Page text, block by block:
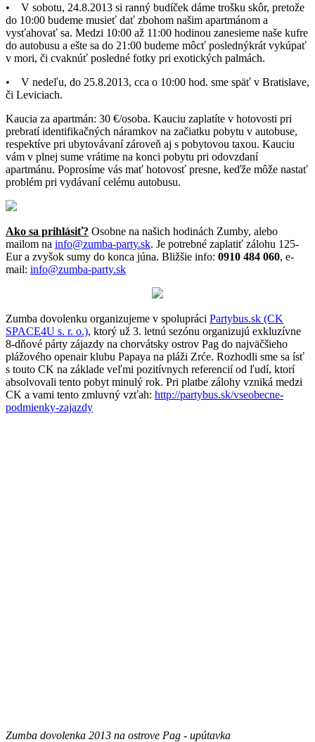
• V sobotu, 24.8.2013 si ranný budíček dáme trošku skôr, pretože
do 10:00 budeme musieť dať zbohom našim apartmánom a
vysťahovať sa. Medzi 10:00 až 11:00 hodinou zanesieme naše kufre
do autobusu a ešte sa do 21:00 budeme môcť poslednýkrát vykúpať
v mori, či cvaknúť posledné fotky pri exotických palmách.
• V nedeľu, do 25.8.2013, cca o 10:00 hod. sme späť v Bratislave,
či Leviciach.
Kaucia za apartmán: 30 €/osoba. Kauciu zaplatíte v hotovosti pri
prebratí identifikačných náramkov na začiatku pobytu v autobuse,
respektíve pri ubytovávaní zároveň aj s pobytovou taxou. Kauciu
vám v plnej sume vrátime na konci pobytu pri odovzdaní
apartmánu. Poprosíme vás mať hotovosť presne, keďže môže nastať
problém pri vydávaní celému autobusu.
Ako sa prihlásiť? Osobne na našich hodinách Zumby, alebo
mailom na info@zumba-party.sk. Je potrebné zaplatiť zálohu 125-
Eur a zvyšok sumy do konca júna. Bližšie info: 0910 484 060, e-
mail: info@zumba-party.sk
Zumba dovolenku organizujeme v spolupráci Partybus.sk (CK
SPACE4U s. r. o.), ktorý už 3. letnú sezónu organizujú exkluzívne
8-dňové párty zájazdy na chorvátsky ostrov Pag do najväčšieho
plážového openair klubu Papaya na pláži Zrće. Rozhodli sme sa ísť
s touto CK na základe veľmi pozitívnych referencií od ľudí, ktorí
absolvovali tento pobyt minulý rok. Pri platbe zálohy vzniká medzi
CK a vami tento zmluvný vzťah: http://partybus.sk/vseobecne-
podmienky-zajazdy
Zumba dovolenka 2013 na ostrove Pag - upútavka